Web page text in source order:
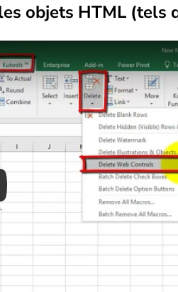
objets HTML (tels